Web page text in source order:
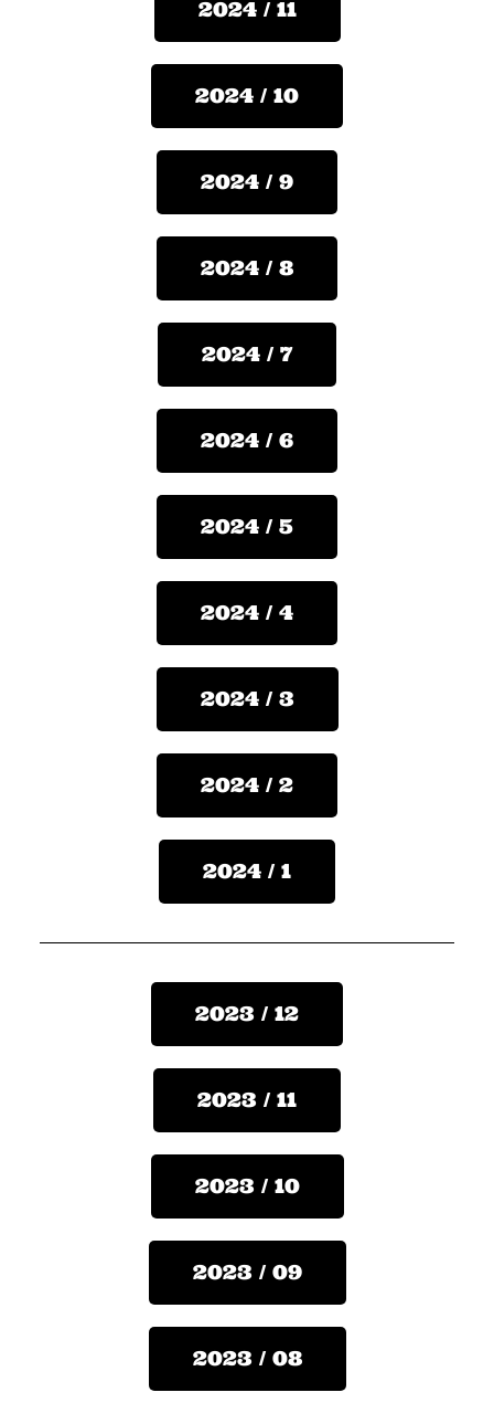
2024 / 11
2024 / 10
2024 / 9
2024 / 8
2024 / 7
2024 / 6
2024 / 5
2024 / 4
2024 / 3
2024 / 2
2024 / 1
2023 / 12
2023 / 11
2023 / 10
2023 / 09
2023 / 08